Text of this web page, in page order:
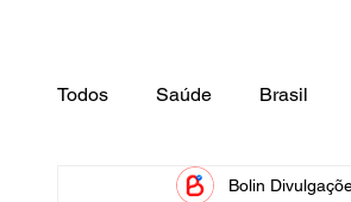
Todos Saúde Brasil
Informe Publicitário
Bolin